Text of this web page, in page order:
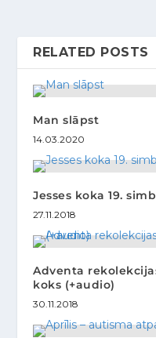
RELATED POSTS
Man slāpst
14.03.2020
Jesses koka 19.
27.11.2018
Adventa
koks (+audio)
30.11.2018